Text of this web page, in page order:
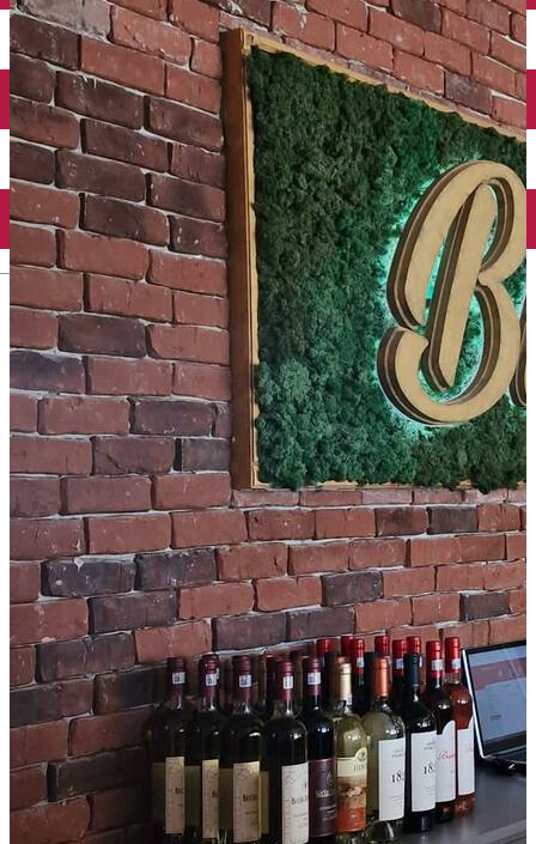
English
Închirieri auto
Închirieri biciclete
Taxi
Încărcare vehicule electrice